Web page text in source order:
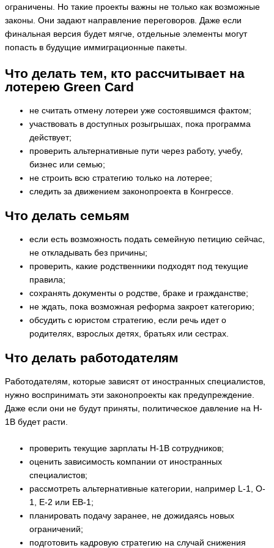
ограничены. Но такие проекты важны не только как возможные
законы. Они задают направление переговоров. Даже если
финальная версия будет мягче, отдельные элементы могут
попасть в будущие иммиграционные пакеты.
Что делать тем, кто рассчитывает на
лотерею Green Card
не считать отмену лотереи уже состоявшимся фактом;
участвовать в доступных розыгрышах, пока программа
действует;
проверить альтернативные пути через работу, учебу,
бизнес или семью;
не строить всю стратегию только на лотерее;
следить за движением законопроекта в Конгрессе.
Что делать семьям
если есть возможность подать семейную петицию сейчас,
не откладывать без причины;
проверить, какие родственники подходят под текущие
правила;
сохранять документы о родстве, браке и гражданстве;
не ждать, пока возможная реформа закроет категорию;
обсудить с юристом стратегию, если речь идет о
родителях, взрослых детях, братьях или сестрах.
Что делать работодателям
Работодателям, которые зависят от иностранных специалистов,
нужно воспринимать эти законопроекты как предупреждение.
Даже если они не будут приняты, политическое давление на H-
1B будет расти.
проверить текущие зарплаты H-1B сотрудников;
оценить зависимость компании от иностранных
специалистов;
рассмотреть альтернативные категории, например L-1, O-
1, E-2 или EB-1;
планировать подачу заранее, не дожидаясь новых
ограничений;
подготовить кадровую стратегию на случай снижения